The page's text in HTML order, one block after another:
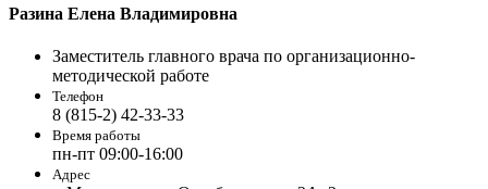
Разина Елена Владимировна
Заместитель главного врача по организационно-
методической работе
Телефон
8 (815-2) 42-33-33
Время работы
пн-пт 09:00-16:00
Адрес